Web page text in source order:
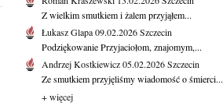
Z wielkim smutkiem i żalem przyjąłem...
Łukasz Glapa09.02.2026Szczecin
Podziękowanie Przyjaciołom, znajomym,...
Andrzej Kostkiewicz05.02.2026Szczecin
Ze smutkiem przyjęliśmy wiadomość o śmierci...
+ więcej